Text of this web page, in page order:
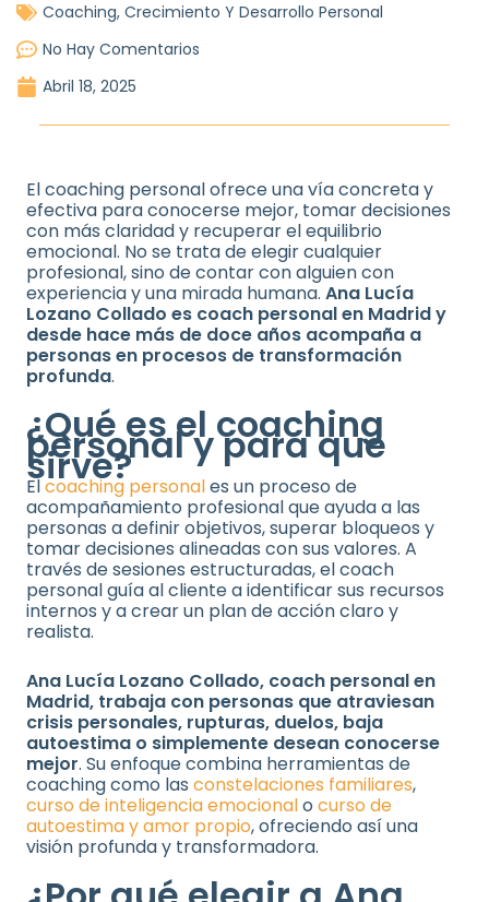
Coaching, Crecimiento Y Desarrollo Personal
No Hay Comentarios
Abril 18, 2025
El coaching personal ofrece una vía concreta y
efectiva para conocerse mejor, tomar decisiones
con más claridad y recuperar el equilibrio
emocional. No se trata de elegir cualquier
profesional, sino de contar con alguien con
experiencia y una mirada humana. Ana Lucía
Lozano Collado es coach personal en Madrid y
desde hace más de doce años acompaña a
personas en procesos de transformación
profunda.
¿Qué es el coaching
personal y para qué
sirve?
Elcoaching personales un proceso de
acompañamiento profesional que ayuda a las
personas a definir objetivos, superar bloqueos y
tomar decisiones alineadas con sus valores. A
través de sesiones estructuradas, el coach
personal guía al cliente a identificar sus recursos
internos y a crear un plan de acción claro y
realista.
Ana Lucía Lozano Collado, coach personal en
Madrid, trabaja con personas que atraviesan
crisis personales, rupturas, duelos, baja
autoestima o simplemente desean conocerse
mejor. Su enfoque combina herramientas de
coaching como las constelaciones familiares,
curso de inteligencia emocionalo curso de
autoestima y amor propio, ofreciendo así una
visión profunda y transformadora.